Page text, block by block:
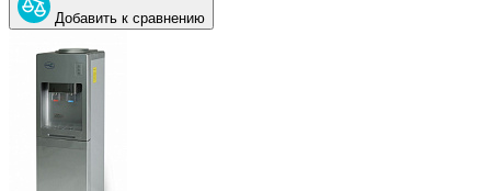
Добавить к сравнению